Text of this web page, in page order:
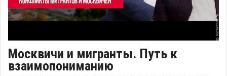
Москвичи и мигранты. Путь к
взаимопониманию